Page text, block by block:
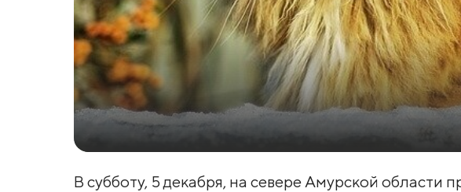
В субботу, 5 декабря, на севере Амурской области